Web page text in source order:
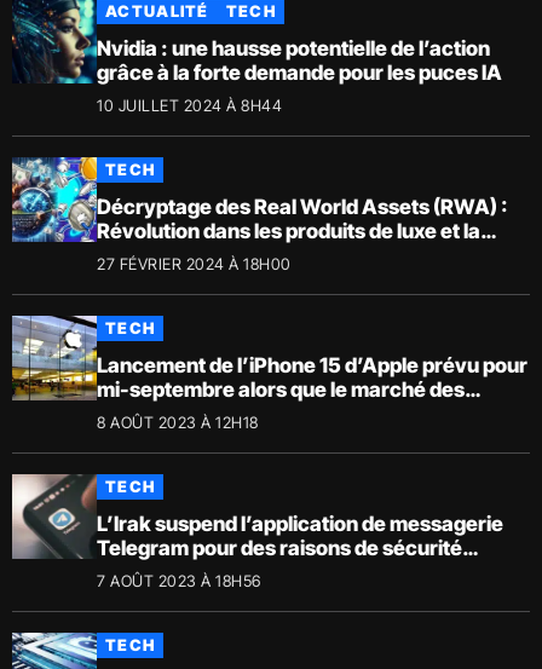
ACTUALITÉ TECH
Nvidia : une hausse potentielle de l’action
grâce à la forte demande pour les puces IA
10 JUILLET 2024 À 8H44
TECH
Décryptage des Real World Assets (RWA) :
Révolution dans les produits de luxe et la
Crypto
27 FÉVRIER 2024 À 18H00
TECH
Lancement de l’iPhone 15 d’Apple prévu pour
mi-septembre alors que le marché des
smartphones ralentit
8 AOÛT 2023 À 12H18
TECH
L’Irak suspend l’application de messagerie
Telegram pour des raisons de sécurité
nationale
7 AOÛT 2023 À 18H56
TECH